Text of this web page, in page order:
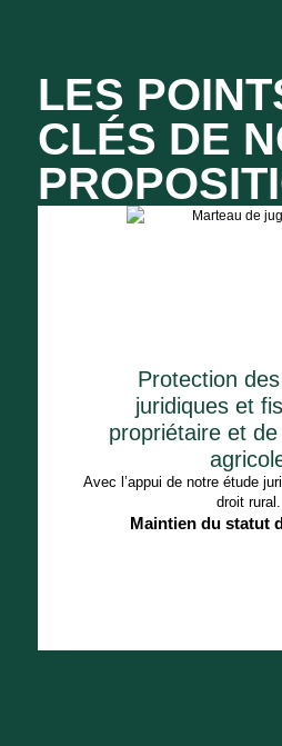
LES
CLÉS DE
Protection
juridiques et
propriétaire et de
Avec l’appui de notre étude
droit rural.
Maintien du statut